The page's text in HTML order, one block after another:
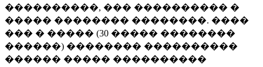
����������, ��� ���������� �
����� �������� ��������. ����
��� � ����� (30 ����� ��������
������) �������� ����������
������ ����� ����������